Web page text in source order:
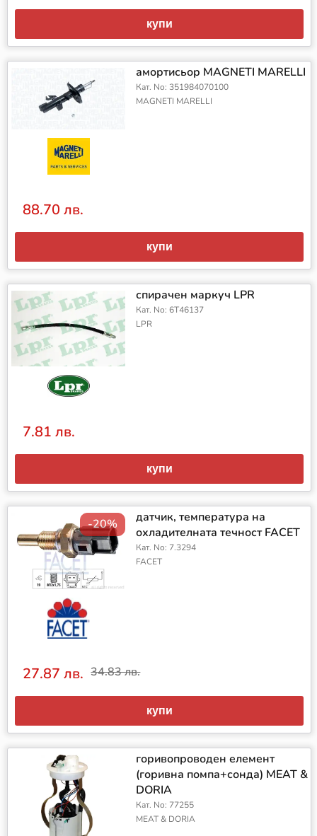
купи
амортисьор MAGNETI MARELLI
Кат. No: 351984070100
MAGNETI MARELLI
88.70 лв.
купи
спирачен маркуч LPR
Кат. No: 6T46137
LPR
7.81 лв.
купи
-20%
датчик, температура на
охладителната течност FACET
Кат. No: 7.3294
FACET
27.87 лв. 34.83 лв.
купи
горивопроводен елемент
(горивна помпа+сонда) MEAT &
DORIA
Кат. No: 77255
MEAT & DORIA